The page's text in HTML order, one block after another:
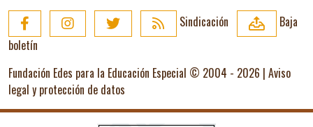
Sindicación
Baja
boletín
Fundación Edes para la Educación Especial © 2004 - 2026 | Aviso
legal y protección de datos